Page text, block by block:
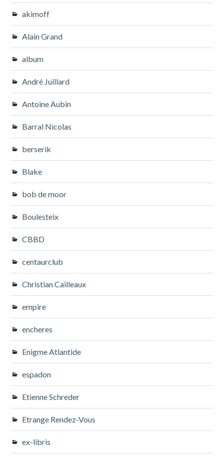
akimoff
Alain Grand
album
André Juillard
Antoine Aubin
Barral Nicolas
berserik
Blake
bob de moor
Boulesteix
CBBD
centaurclub
Christian Cailleaux
empire
encheres
Enigme Atlantide
espadon
Etienne Schreder
Etrange Rendez-Vous
ex-libris